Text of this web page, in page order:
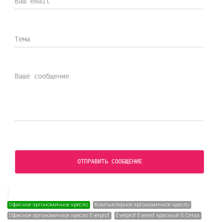
ОТПРАВИТЬ СООБЩЕНИЕ
Офисное эргономичное кресло
Компьютерное эргономичное кресло
Офисное эргономичное кресло Everprof
Everprof Everest красный S Сетка